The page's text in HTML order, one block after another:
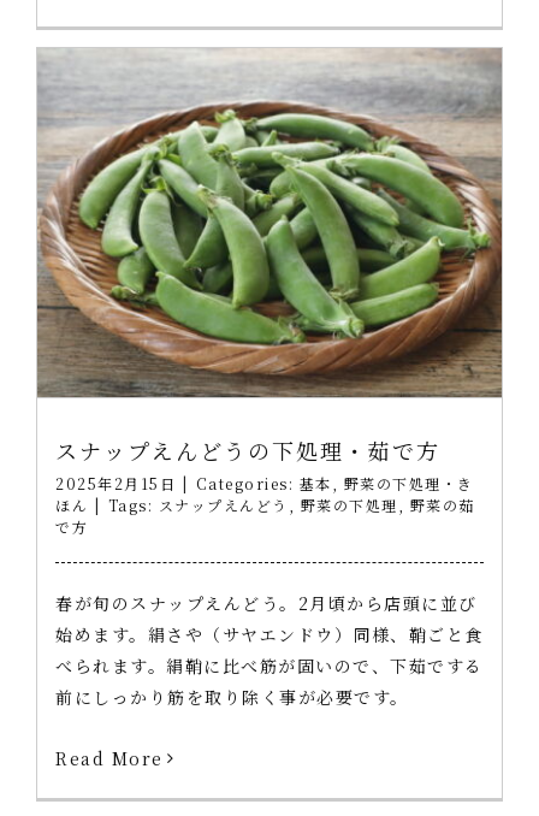
スナップえんどうの下処理・茹で方
2025年2月15日 | Categories: 基本
野菜の下処理・き
ほん | Tags: スナップえんどう 野菜の下処理
野菜の茹
で方
春が旬のスナップえんどう。2月頃から店頭に並び
始めます。絹さや（サヤエンドウ）同様、鞘ごと食
べられます。絹鞘に比べ筋が固いので、下茹でする
前にしっかり筋を取り除く事が必要です。
Read More